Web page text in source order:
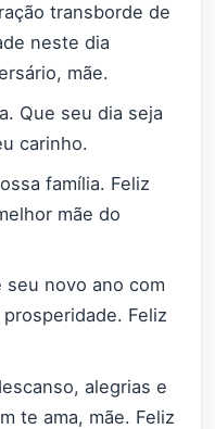
transborde de
neste dia
mãe.
Que seu dia seja
carinho.
família. Feliz
mãe do
seu novo ano com
Feliz
alegrias e
te ama, mãe. Feliz